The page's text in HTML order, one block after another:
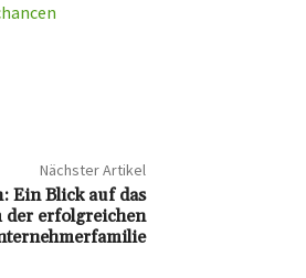
Nächster Artikel
Ein Blick auf das
erfolgreichen